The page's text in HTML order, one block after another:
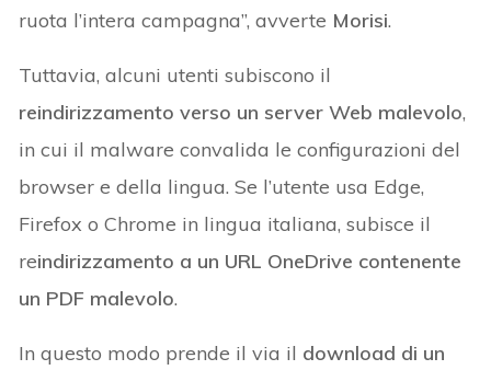
ruota l’intera campagna”, avverte Morisi.
Tuttavia, alcuni utenti subiscono il
reindirizzamento verso un server Web malevolo,
in cui il malware convalida le configurazioni del
browser e della lingua. Se l’utente usa Edge,
Firefox o Chrome in lingua italiana, subisce il
reindirizzamento a un URL OneDrive contenente
un PDF malevolo.
In questo modo prende il via il download di un